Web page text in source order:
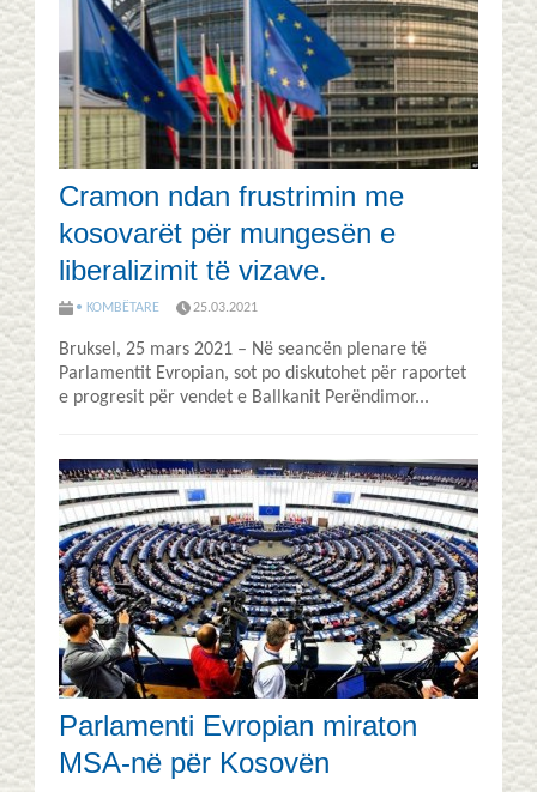
Cramon ndan frustrimin me
kosovarët për mungesën e
liberalizimit të vizave.
• KOMBËTARE 25.03.2021
Bruksel, 25 mars 2021 – Në seancën plenare të
Parlamentit Evropian, sot po diskutohet për raportet
e progresit për vendet e Ballkanit Perëndimor...
Parlamenti Evropian miraton
MSA-në për Kosovën